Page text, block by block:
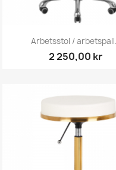
Snabbvy
Arbetsstol / arbetspall...
2 250,00 kr